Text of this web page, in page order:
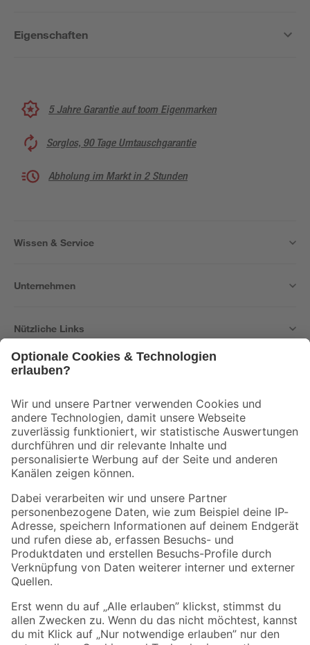
Eigenschaften
5 Jahre Garantie auf toom Eigenmarken
Sorglos, 90 Tage Umtauschgarantie
Abholung im Markt in 2 Stunden
Wissen & Service
Unternehmen
Nützliche Links
Der toom Newsletter: Keine Angebote und Aktionen mehr verpassen!
Zur Newsletter Anmeldung
Folge uns
Zahlungsarten Versandarten
Sicher einkaufen
Jetzt die toom-App herunterladen